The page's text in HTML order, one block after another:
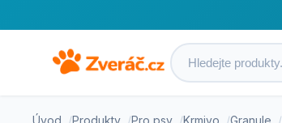
Úvod Produkty Pro psy Krmivo Granule